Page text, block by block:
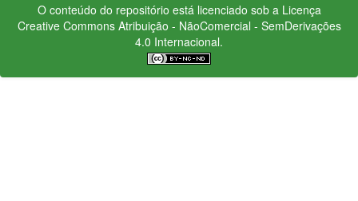
O conteúdo do repositório está licenciado sob a Licença
Creative CommonsAtribuição - NãoComercial - SemDerivações
4.0 Internacional.